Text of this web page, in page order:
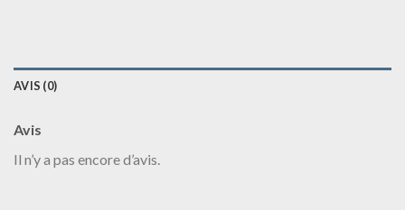
AVIS (0)
Avis
Il n’y a pas encore d’avis.